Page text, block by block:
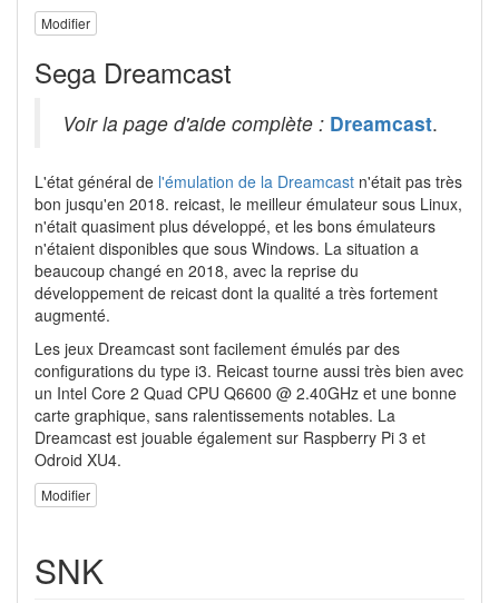
Modifier
Sega Dreamcast
Voir la page d'aide complète : Dreamcast.
L'état général de l'émulation de la Dreamcast n'était pas très
bon jusqu'en 2018. reicast, le meilleur émulateur sous Linux,
n'était quasiment plus développé, et les bons émulateurs
n'étaient disponibles que sous Windows. La situation a
beaucoup changé en 2018, avec la reprise du
développement de reicast dont la qualité a très fortement
augmenté.
Les jeux Dreamcast sont facilement émulés par des
configurations du type i3. Reicast tourne aussi très bien avec
un Intel Core 2 Quad CPU Q6600 @ 2.40GHz et une bonne
carte graphique, sans ralentissements notables. La
Dreamcast est jouable également sur Raspberry Pi 3 et
Odroid XU4.
Modifier
SNK